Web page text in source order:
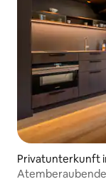
Privatunterkunft